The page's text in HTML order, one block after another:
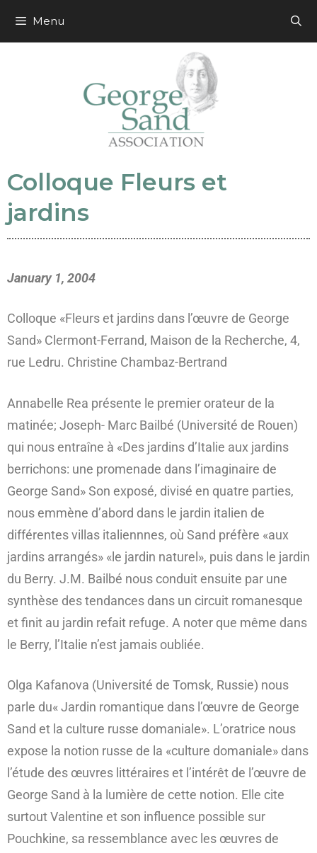
Menu
Colloque Fleurs et
jardins
January 1, 2004
Colloque «Fleurs et jardins dans l’œuvre de George
Sand» Clermont-Ferrand, Maison de la Recherche, 4,
rue Ledru. Christine Chambaz-Bertrand
Annabelle Rea présente le premier orateur de la
matinée; Joseph- Marc Bailbé (Université de Rouen)
qui nous entraîne à «Des jardins d’Italie aux jardins
berrichons: une promenade dans l’imaginaire de
George Sand» Son exposé, divisé en quatre parties,
nous emmène d’abord dans le jardin italien de
différentes villas italiennnes, où Sand préfère «aux
jardins arrangés» «le jardin naturel», puis dans le jardin
du Berry. J.M. Bailbé nous conduit ensuite par une
synthèse des tendances dans un circuit romanesque
et finit au jardin refait refuge. A noter que même dans
le Berry, l’Italie n’est jamais oubliée.
Olga Kafanova (Université de Tomsk, Russie) nous
parle du« Jardin romantique dans l’œuvre de George
Sand et la culture russe domaniale». L’oratrice nous
expose la notion russe de la «culture domaniale» dans
l’étude des œuvres littéraires et l’intérêt de l’œuvre de
George Sand à la lumière de cette notion. Elle cite
surtout Valentine et son influence possible sur
Pouchkine, sa ressemblance avec les œuvres de